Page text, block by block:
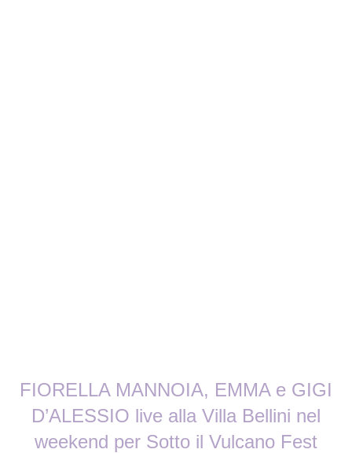
FIORELLA MANNOIA, EMMA e GIGI
D’ALESSIO live alla Villa Bellini nel
weekend per Sotto il Vulcano Fest